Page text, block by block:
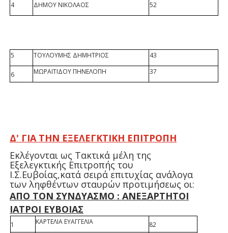
4
ΔΗΜΟΥ ΝΙΚΟΛΑΟΣ 52
5 ΤΟΥΛΟΥΜΗΣ ΔΗΜΗΤΡΙΟΣ 43
6 ΜΩΡΑΙΤΙΔΟΥ ΠΗΝΕΛΟΠΗ 37
Δ' ΓΙΑ ΤΗΝ ΕΞΕΛΕΓΚΤΙΚΗ ΕΠΙΤΡΟΠΗ
Εκλέγονται ως Τακτικά μέλη της
Εξελεγκτικής Επιτροπής του
Ι.Σ.Ευβοίας,κατά σειρά επιτυχίας ανάλογα
των ληφθέντων σταυρών προτιμήσεως οι:
ΑΠΟ ΤΟΝ ΣΥΝΔΥΑΣΜΟ : ΑΝΕΞΑΡΤΗΤΟΙ
ΙΑΤΡΟΙ ΕΥΒΟΙΑΣ
1 ΚΑΡΤΕΛΙΑ ΕΥΑΓΓΕΛΙΑ
82